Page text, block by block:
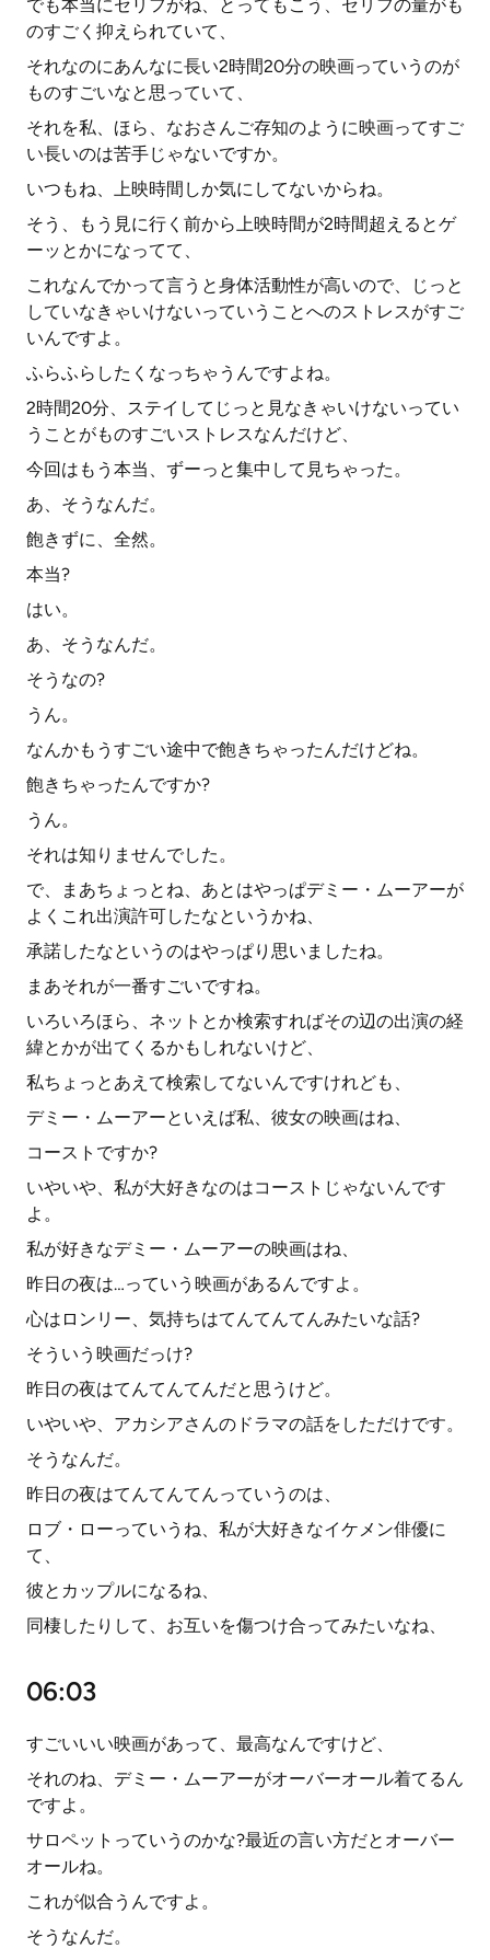
でも本当にセリフがね、とってもこう、セリフの量がも
のすごく抑えられていて、
それなのにあんなに長い2時間20分の映画っていうのが
ものすごいなと思っていて、
それを私、ほら、なおさんご存知のように映画ってすご
い長いのは苦手じゃないですか。
いつもね、上映時間しか気にしてないからね。
そう、もう見に行く前から上映時間が2時間超えるとゲ
ーッとかになってて、
これなんでかって言うと身体活動性が高いので、じっと
していなきゃいけないっていうことへのストレスがすご
いんですよ。
ふらふらしたくなっちゃうんですよね。
2時間20分、ステイしてじっと見なきゃいけないってい
うことがものすごいストレスなんだけど、
今回はもう本当、ずーっと集中して見ちゃった。
あ、そうなんだ。
飽きずに、全然。
本当?
はい。
あ、そうなんだ。
そうなの?
うん。
なんかもうすごい途中で飽きちゃったんだけどね。
飽きちゃったんですか?
うん。
それは知りませんでした。
で、まあちょっとね、あとはやっぱデミー・ムーアーが
よくこれ出演許可したなというかね、
承諾したなというのはやっぱり思いましたね。
まあそれが一番すごいですね。
いろいろほら、ネットとか検索すればその辺の出演の経
緯とかが出てくるかもしれないけど、
私ちょっとあえて検索してないんですけれども、
デミー・ムーアーといえば私、彼女の映画はね、
コーストですか?
いやいや、私が大好きなのはコーストじゃないんです
よ。
私が好きなデミー・ムーアーの映画はね、
昨日の夜は…っていう映画があるんですよ。
心はロンリー、気持ちはてんてんてんみたいな話?
そういう映画だっけ?
昨日の夜はてんてんてんだと思うけど。
いやいや、アカシアさんのドラマの話をしただけです。
そうなんだ。
昨日の夜はてんてんてんっていうのは、
ロブ・ローっていうね、私が大好きなイケメン俳優に
て、
彼とカップルになるね、
同棲したりして、お互いを傷つけ合ってみたいなね、
06:03
すごいいい映画があって、最高なんですけど、
それのね、デミー・ムーアーがオーバーオール着てるん
ですよ。
サロペットっていうのかな?最近の言い方だとオーバー
オールね。
これが似合うんですよ。
そうなんだ。